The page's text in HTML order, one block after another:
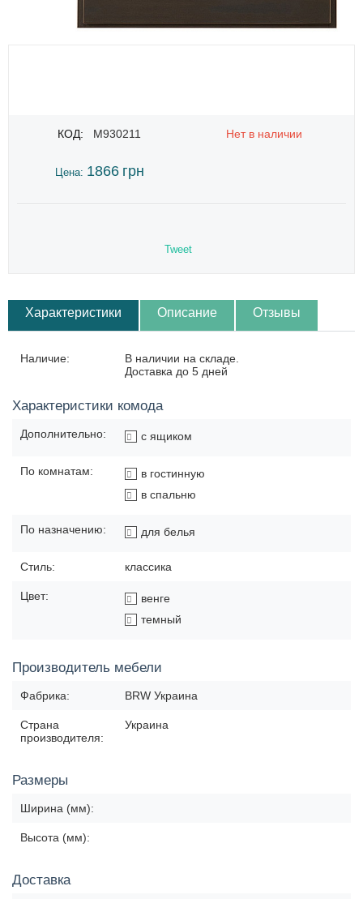
КОД: M930211 Нет в наличии
Цена: 1866 грн
Tweet
Характеристики Описание Отзывы
Наличие:
В наличии на складе.
Доставка до 5 дней
Характеристики комода
Дополнительно: с ящиком
По комнатам:
в гостинную
в спальню
По назначению: для белья
Стиль: классика
Цвет:
венге
темный
Производитель мебели
Фабрика: BRW Украина
Страна
производителя:
Украина
Размеры
Ширина (мм):
Высота (мм):
Доставка